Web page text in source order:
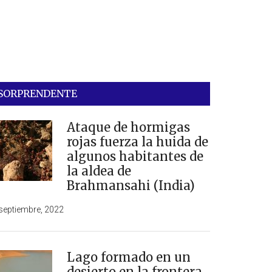
Ataque de hormigas
rojas fuerza la huida de
algunos habitantes de
la aldea de
Brahmansahi (India)
2022
Lago formado en un